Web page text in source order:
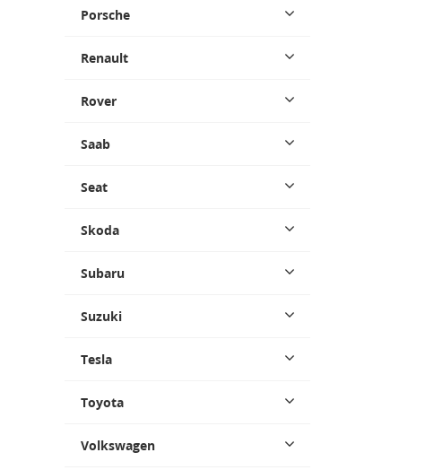
Porsche
Renault
Rover
Saab
Seat
Skoda
Subaru
Suzuki
Tesla
Toyota
Volkswagen